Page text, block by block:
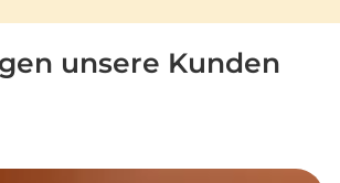
unsere Kunden